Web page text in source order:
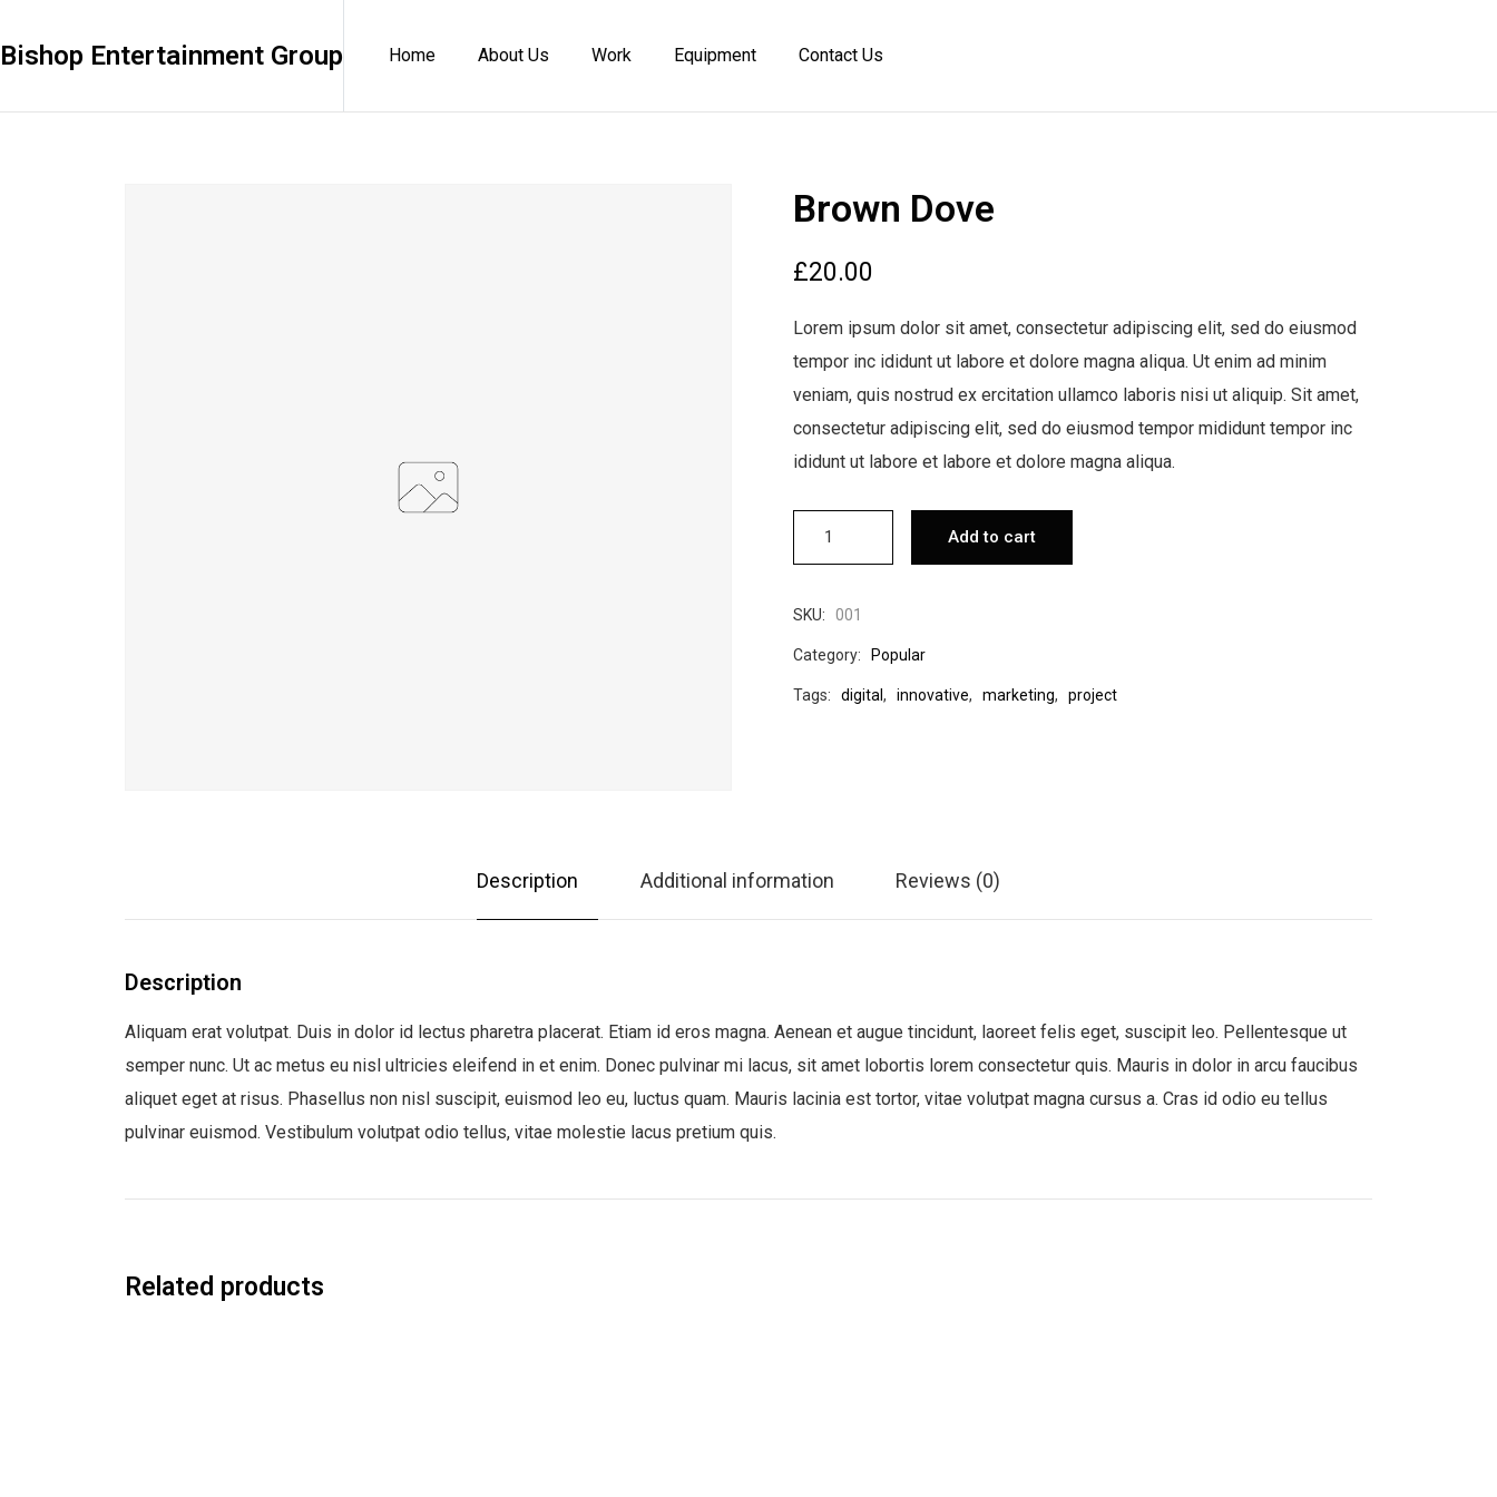
Bishop Entertainment Group Home About Us Work Equipment Contact Us
Brown Dove
£20.00
Lorem ipsum dolor sit amet, consectetur adipiscing elit, sed do eiusmod
tempor inc ididunt ut labore et dolore magna aliqua. Ut enim ad minim
veniam, quis nostrud ex ercitation ullamco laboris nisi ut aliquip. Sit amet,
consectetur adipiscing elit, sed do eiusmod tempor mididunt tempor inc
ididunt ut labore et labore et dolore magna aliqua.
Add to cart
SKU: 001
Category: Popular
Tags: digital , innovative, marketing, project
Description Additional information Reviews (0)
Description
Aliquam erat volutpat. Duis in dolor id lectus pharetra placerat. Etiam id eros magna. Aenean et augue tincidunt, laoreet felis eget, suscipit leo. Pellentesque ut
semper nunc. Ut ac metus eu nisl ultricies eleifend in et enim. Donec pulvinar mi lacus, sit amet lobortis lorem consectetur quis. Mauris in dolor in arcu faucibus
aliquet eget at risus. Phasellus non nisl suscipit, euismod leo eu, luctus quam. Mauris lacinia est tortor, vitae volutpat magna cursus a. Cras id odio eu tellus
pulvinar euismod. Vestibulum volutpat odio tellus, vitae molestie lacus pretium quis.
Related products